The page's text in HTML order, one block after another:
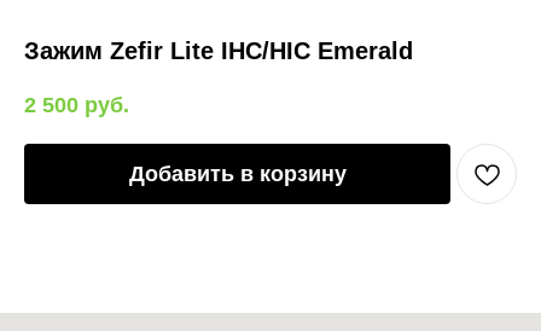
Зажим Zefir Lite IHC/HIC Emerald
2 500 руб.
Добавить в корзину